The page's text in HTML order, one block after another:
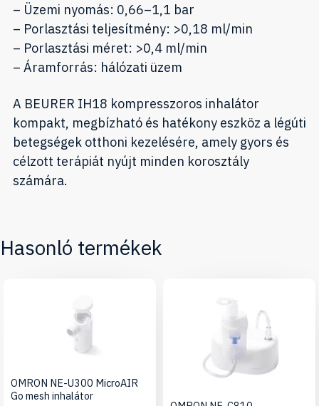
– Üzemi nyomás: 0,66–1,1 bar
– Porlasztási teljesítmény: >0,18 ml/min
– Porlasztási méret: >0,4 ml/min
– Áramforrás: hálózati üzem
A BEURER IH18 kompresszoros inhalátor
kompakt, megbízható és hatékony eszköz a légúti
betegségek otthoni kezelésére, amely gyors és
célzott terápiát nyújt minden korosztály
számára.
Hasonló termékek
OMRON NE-U300 MicroAIR
Go mesh inhalátor